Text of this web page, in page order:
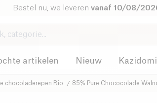
Bestel nu, we leveren vanaf 10/08/
artikelen Nieuw
chocoladerepen Bio 85% Pure Chococolade